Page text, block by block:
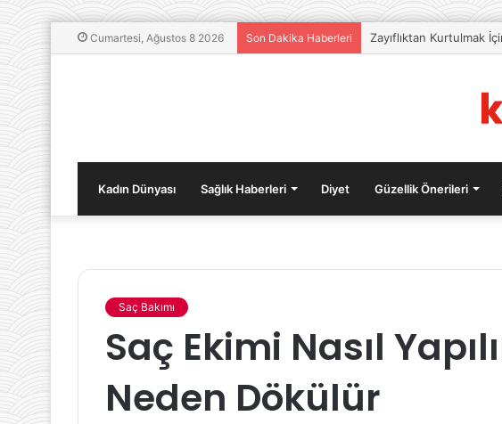
Cumartesi, Ağustos 8 2026 Son Dakika Haberleri Zayıflıktan Kurtulmak
Kadın Dünyası Sağlık Haberleri Diyet Güzellik Önerileri
Saç Bakımı
Saç Ekimi Nasıl
Neden Dökülür
Anne-
Bebek
Doğru
Yolları